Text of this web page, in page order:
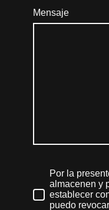
Mensaje
Por la
almacenen y
establecer
puedo